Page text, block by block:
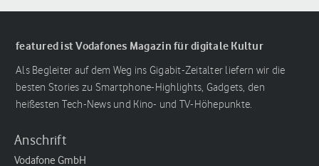
featured ist Vodafones Magazin für digitale Kultur
Als Begleiter auf dem Weg ins Gigabit-Zeitalter liefern wir die
besten Stories zu Smartphone-Highlights, Gadgets, den
heißesten Tech-News und Kino- und TV-Höhepunkte.
Anschrift
Vodafone GmbH